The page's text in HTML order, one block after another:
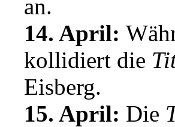
an.
14. April:
kollidiert die
Eisberg.
15. April: Die